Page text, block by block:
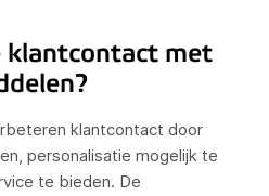
klantcontact met
klantcontact door
personalisatie mogelijk te
te bieden. De